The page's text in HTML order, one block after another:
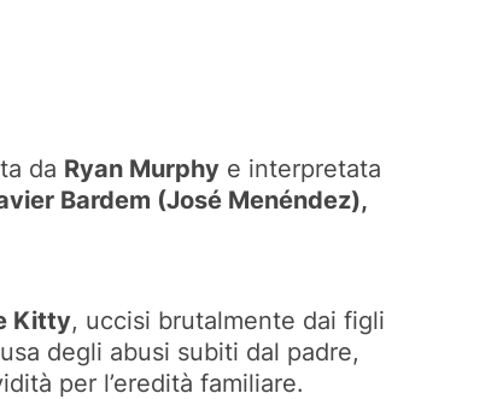
da Ryan Murphy e interpretata
Bardem (José Menéndez),
Kitty, uccisi brutalmente dai figli
degli abusi subiti dal padre,
per l’eredità familiare.